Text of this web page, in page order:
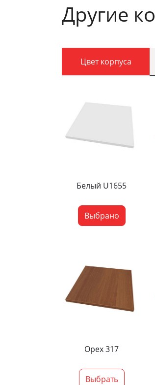
Другие
Цвет корпуса
Белый U1655
Выбрано
Орех 317
Выбрать